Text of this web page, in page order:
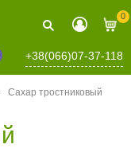
0
+38(066)07-37-118
Сахар тростниковый